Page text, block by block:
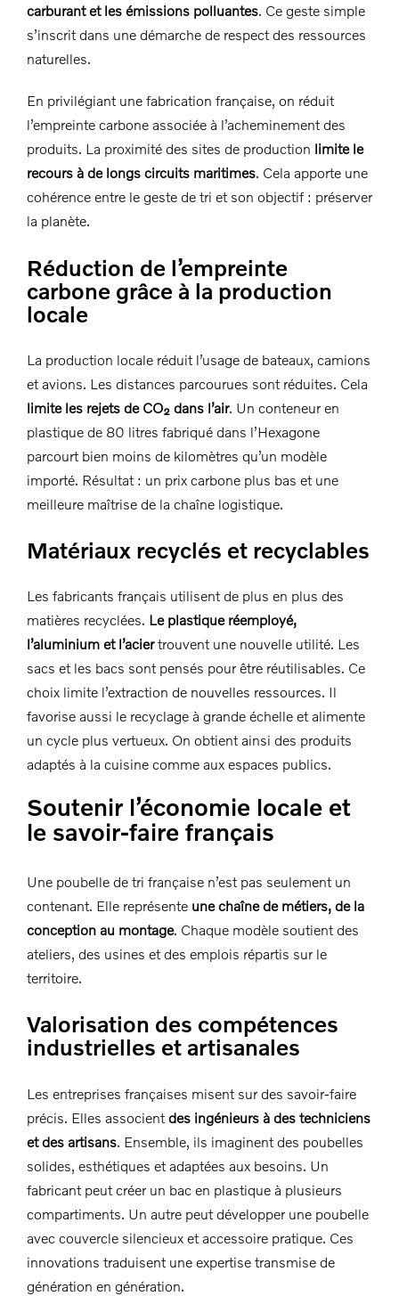
carburant et les émissions polluantes. Ce geste simple
s’inscrit dans une démarche de respect des ressources
naturelles.
En privilégiant une fabrication française, on réduit
l’empreinte carbone associée à l’acheminement des
produits. La proximité des sites de production limite le
recours à de longs circuits maritimes. Cela apporte une
cohérence entre le geste de tri et son objectif : préserver
la planète.
Réduction de l’empreinte
carbone grâce à la production
locale
La production locale réduit l’usage de bateaux, camions
et avions. Les distances parcourues sont réduites. Cela
limite les rejets de CO₂ dans l’air. Un conteneur en
plastique de 80 litres fabriqué dans l’Hexagone
parcourt bien moins de kilomètres qu’un modèle
importé. Résultat : un prix carbone plus bas et une
meilleure maîtrise de la chaîne logistique.
Matériaux recyclés et recyclables
Les fabricants français utilisent de plus en plus des
matières recyclées. Le plastique réemployé,
l’aluminium et l’aciertrouvent une nouvelle utilité. Les
sacs et les bacs sont pensés pour être réutilisables. Ce
choix limite l’extraction de nouvelles ressources. Il
favorise aussi le recyclage à grande échelle et alimente
un cycle plus vertueux. On obtient ainsi des produits
adaptés à la cuisine comme aux espaces publics.
Soutenir l’économie locale et
le savoir-faire français
Une poubelle de tri française n’est pas seulement un
contenant. Elle représente une chaîne de métiers, de la
conception au montage. Chaque modèle soutient des
ateliers, des usines et des emplois répartis sur le
territoire.
Valorisation des compétences
industrielles et artisanales
Les entreprises françaises misent sur des savoir-faire
précis. Elles associent des ingénieurs à des techniciens
et des artisans. Ensemble, ils imaginent des poubelles
solides, esthétiques et adaptées aux besoins. Un
fabricant peut créer un bac en plastique à plusieurs
compartiments. Un autre peut développer une poubelle
avec couvercle silencieux et accessoire pratique. Ces
innovations traduisent une expertise transmise de
génération en génération.